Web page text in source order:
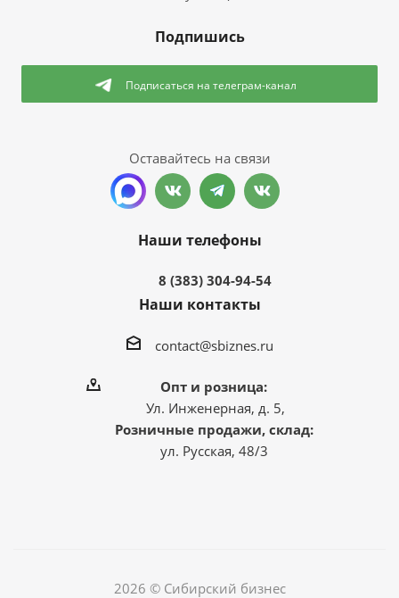
Подпишись
Подписаться на телеграм-канал
Оставайтесь на связи
Наши телефоны
8 (383) 304-94-54
Наши контакты
contact@sbiznes.ru
Опт и розница:
Ул. Инженерная, д. 5,
Розничные продажи, склад:
ул. Русская, 48/3
2026 © Сибирский бизнес